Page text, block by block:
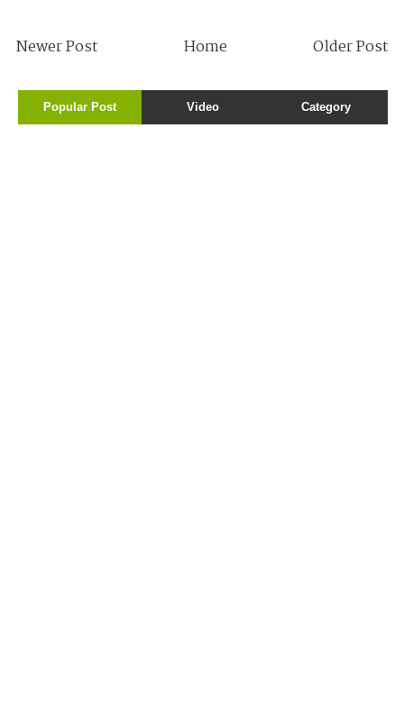
Newer Post Older Post
Home
Popular Post Video Category